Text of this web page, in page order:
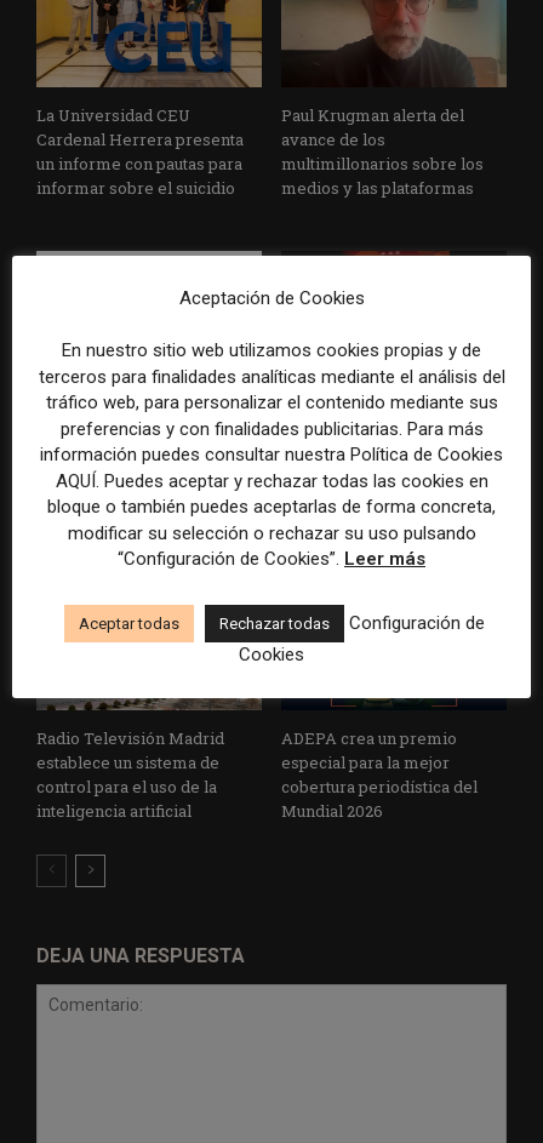
La Universidad CEU
Cardenal Herrera presenta
un informe con pautas para
informar sobre el suicidio
Paul Krugman alerta del
avance de los
multimillonarios sobre los
medios y las plataformas
La Marea cierra 2025 con
superávit, pero su
cooperativa pierde 38.542
euros
El Premio Gabo 2026
reconoce cinco historias de
Brasil, España y El Salvador
sobre el poder, la memoria y
la violencia
Radio Televisión Madrid
establece un sistema de
control para el uso de la
inteligencia artificial
ADEPA crea un premio
especial para la mejor
cobertura periodística del
Mundial 2026
DEJA UNA RESPUESTA
Aceptación de Cookies
En nuestro sitio web utilizamos cookies propias y de
terceros para finalidades analíticas mediante el análisis del
tráfico web, para personalizar el contenido mediante sus
preferencias y con finalidades publicitarias. Para más
información puedes consultar nuestra Política de Cookies
AQUÍ. Puedes aceptar y rechazar todas las cookies en
bloque o también puedes aceptarlas de forma concreta,
modificar su selección o rechazar su uso pulsando
“Configuración de Cookies”. Leer más
Aceptar todas Rechazar todas
Configuración de
Cookies